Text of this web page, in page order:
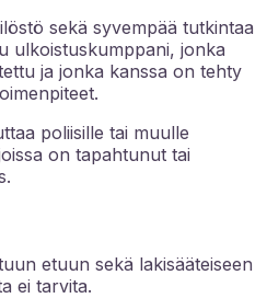
sekä syvempää tutkintaa
ulkoistuskumppani, jonka
ja jonka kanssa on tehty
poliisille tai muulle
on tapahtunut tai
etuun sekä lakisääteiseen
ei tarvita.